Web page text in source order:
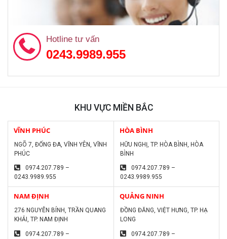
Hotline tư vấn
0243.9989.955
KHU VỰC MIỀN BẮC
VĨNH PHÚC
NGÕ 7, ĐỐNG ĐA, VĨNH YÊN, VĨNH
PHÚC
0974.207.789 –
0243.9989.955
HÒA BÌNH
HỮU NGHỊ, TP. HÒA BÌNH, HÒA
BÌNH
0974.207.789 –
0243.9989.955
NAM ĐỊNH
276 NGUYỄN BÍNH, TRẦN QUANG
KHẢI, TP. NAM ĐỊNH
0974.207.789 –
QUẢNG NINH
ĐỒNG ĐĂNG, VIỆT HƯNG, TP. HẠ
LONG
0974.207.789 –